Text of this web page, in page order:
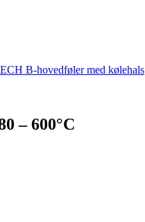
B-hovedføler med kølehals
– 600°C